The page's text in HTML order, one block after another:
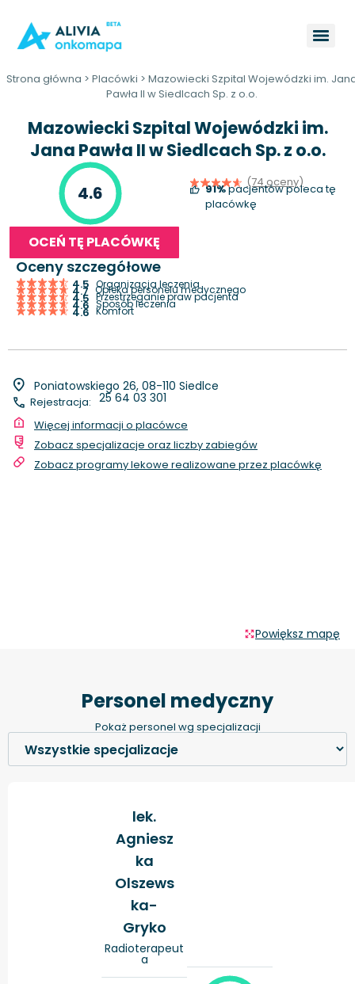
Strona główna > Placówki > Mazowiecki Szpital Wojewódzki im.
Pawła II w Siedlcach Sp. z o.o.
Mazowiecki Szpital Wojewódzki im.
Jana Pawła II w Siedlcach Sp. z o.o.
4.6 (74 oceny)
91%pacjentów poleca tę
placówkę
OCEŃ TĘ PLACÓWKĘ
Oceny szczegółowe
4.5 Organizacja leczenia
4.7 Opieka personelu medycznego
4.5 Przestrzeganie praw pacjenta
4.6 Sposób leczenia
4.6 Komfort
Poniatowskiego 26, 08-110 Siedlce
Rejestracja: 25 64 03 301
Więcej informacji o placówce
Zobacz specjalizacje oraz liczby zabiegów
Zobacz programy lekowe realizowane przez placówkę
Powiększ mapę
Personel medyczny
Pokaż personel wg specjalizacji
lek.
Agniesz
ka
Olszews
ka-
Gryko
Radioterapeut
a